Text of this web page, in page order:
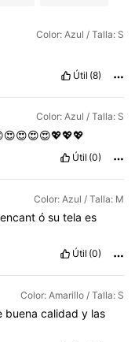
Color: Azul / Talla: S
Útil (8)
Color: Azul / Talla: S
Útil (0)
Color: Azul / Talla: M
encant ó su tela es
Útil (0)
Color: Amarillo / Talla: S
buenacalidady las